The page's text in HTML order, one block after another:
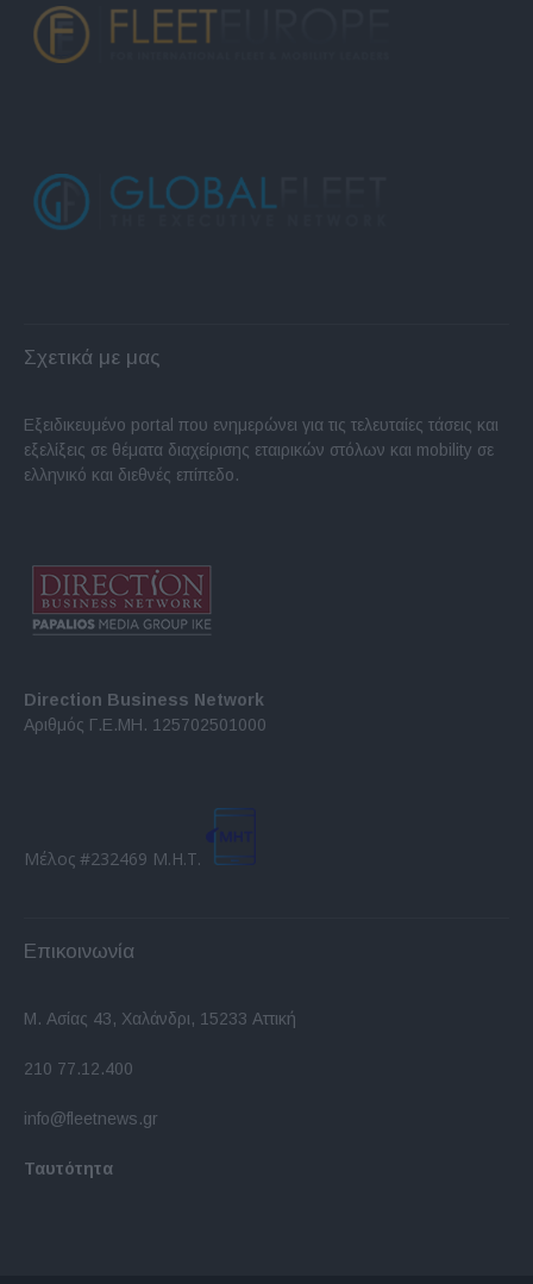
Σχετικά με μας
Εξειδικευμένο portal που ενημερώνει για τις τελευταίες τάσεις και
εξελίξεις σε θέματα διαχείρισης εταιρικών στόλων και mobility σε
ελληνικό και διεθνές επίπεδο.
Direction Business Network
Αριθμός Γ.Ε.ΜΗ. 125702501000
Μέλος #232469 Μ.Η.Τ.
Επικοινωνία
Μ. Ασίας 43, Χαλάνδρι, 15233 Αττική
210 77.12.400
info@fleetnews.gr
Ταυτότητα